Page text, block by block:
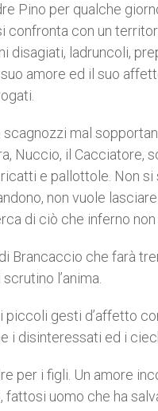
Pino per qualche
confronta con un
disagiati, ladruncoli,
amore ed il suo
mal
Nuccio, il Cacciatore,
e pallottole. Non
non vuole
di ciò che inferno non
Brancaccio che farà
l’anima.
piccoli gesti d’affetto
i disinteressati ed i
per i figli. Un amore
uomo che ha